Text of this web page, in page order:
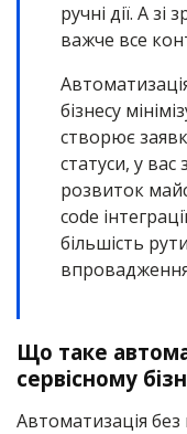
ручні дії. А зі
важче все
бізнесу
створює
статуси, у вас
розвиток
code
більшість
Що таке
сервісному
Автоматизація без